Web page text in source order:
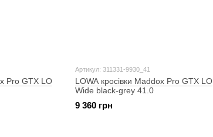
Pro GTX LO
Артикул: 311331-9930_41
LOWA кросівки Maddox Pro GTX LO
Wide black-grey 41.0
9 360 грн